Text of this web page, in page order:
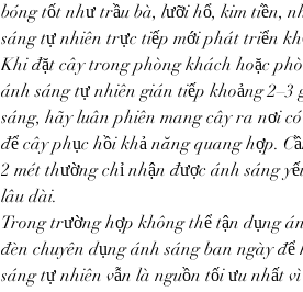
bóng tốt như trầu bà, lưỡi hổ, kim tiền,
sáng tự nhiên trực tiếp mới phát triển
Khi đặt cây trong phòng khách hoặc
ánh sáng tự nhiên gián tiếp khoảng 2–3
sáng, hãy luân phiên mang cây ra nơi
để cây phục hồi khả năng quang hợp.
2 mét thường chỉ nhận được ánh sáng
lâu dài.
Trong trường hợp không thể tận dụng
đèn chuyên dụng ánh sáng ban ngày
sáng tự nhiên vẫn là nguồn tối ưu nhất